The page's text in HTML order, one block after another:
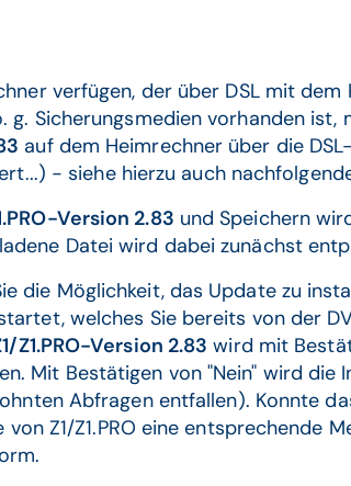
verfügen, der über DSL mit dem
g. Sicherungsmedien vorhanden ist,
auf dem Heimrechner über die
- siehe hierzu auch
Version 2.83 und Speichern
Datei wird dabei zunächst
die Möglichkeit, das Update zu
welches Sie bereits von der
Z1.PRO-Version 2.83 wird mit
Mit Bestätigen von "Nein" wird die
Abfragen entfallen). Konnte
Z1/Z1.PRO eine entsprechende